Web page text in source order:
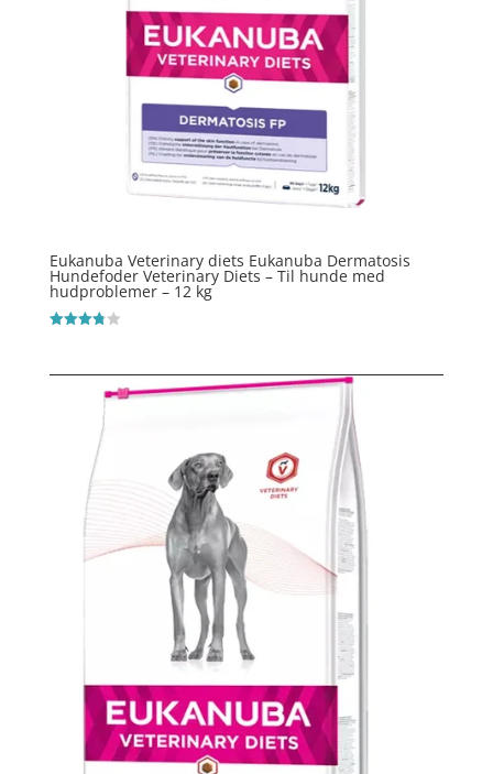
Eukanuba Veterinary diets Eukanuba Dermatosis
Hundefoder Veterinary Diets – Til hunde med
hudproblemer – 12 kg